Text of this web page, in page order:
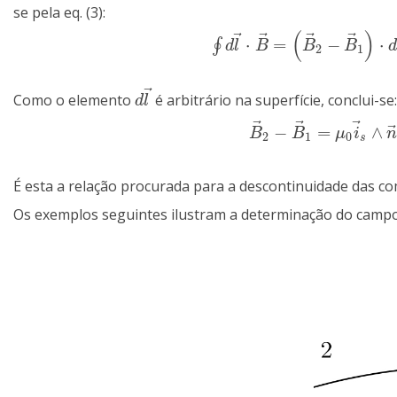
se pela eq. (3):
∮ dl ⋅ B⃗ = (B⃗2 − B⃗1 ) ⋅ d
∮dl→ ⋅B→ =(B→2− B→1)⋅ d →
Como o elemento dl ⃗
dl→é arbitrário na superfície, conclui-se:
B⃗2 − B⃗1 = μ0i⃗s ∧ n⃗
B→ 2− B→ 1=μ0i→s ∧n→
É esta a relação procurada para a descontinuidade das
Os exemplos seguintes ilustram a determinação do